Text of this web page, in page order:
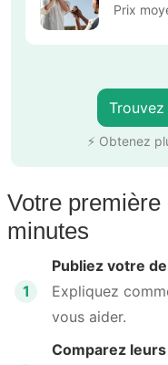
Prix
⚡ Obtenez
Votre
minutes
1
Publiez votre
Expliquez
vous aider.
Comparez